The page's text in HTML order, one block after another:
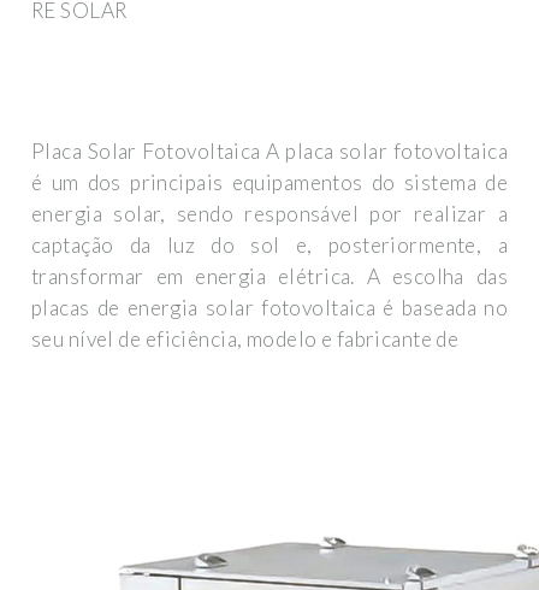
RE SOLAR
Placa Solar Fotovoltaica A placa solar fotovoltaica
é um dos principais equipamentos do sistema de
energia solar, sendo responsável por realizar a
captação da luz do sol e, posteriormente, a
transformar em energia elétrica. A escolha das
placas de energia solar fotovoltaica é baseada no
seu nível de eficiência, modelo e fabricante de